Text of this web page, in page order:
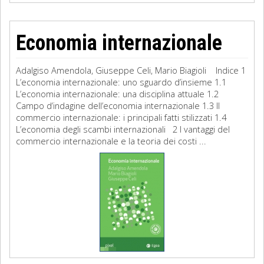
Economia internazionale
Adalgiso Amendola, Giuseppe Celi, Mario Biagioli Indice 1
L’economia internazionale: uno sguardo d’insieme 1.1
L’economia internazionale: una disciplina attuale 1.2
Campo d’indagine dell’economia internazionale 1.3 Il
commercio internazionale: i principali fatti stilizzati 1.4
L’economia degli scambi internazionali 2 I vantaggi del
commercio internazionale e la teoria dei costi ...